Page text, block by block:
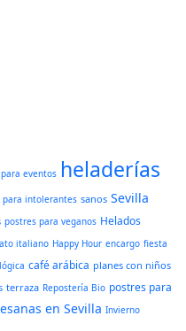
eventos heladerías
intolerantes sanos Sevilla
postres para veganos Helados
italiano Happy Hour encargo fiesta
café arábica planes con niños
terraza Repostería Bio postres para
en Sevilla Invierno